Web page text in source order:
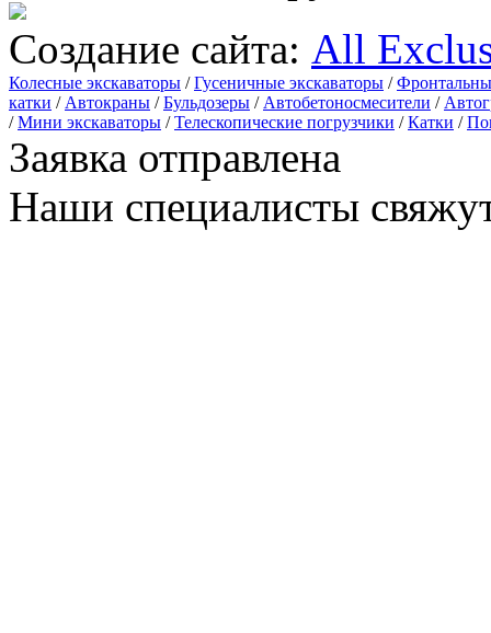
Создание сайта: All
Колесные экскаваторы /Гусеничные экскаваторы /
катки / Автокраны /Бульдозеры / Автобетоносмесители /
/Мини экскаваторы /Телескопические погрузчики /Катки /
Заявка отправлена
Наши специалисты